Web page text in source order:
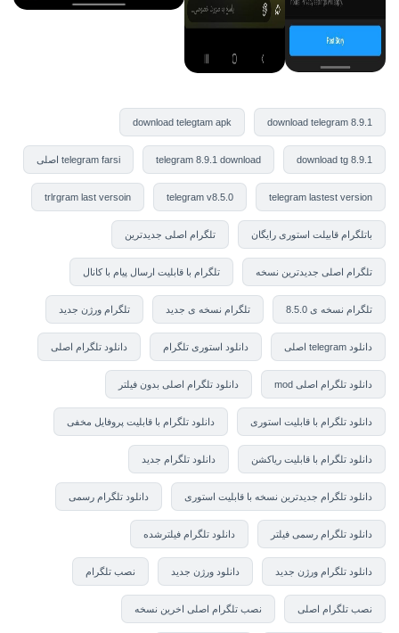
download telegram 8.9.1
download telegtam apk
download tg 8.9.1
telegram 8.9.1 download telegram farsi اصلی
telegram lastest version
telegram v8.5.0
trlrgram last versoin
باتلگرام قابیلت استوری رایگان تلگرام اصلی جدیدترین
تلگرام اصلی جدیدترین نسخه تلگرام با قابلیت ارسال پیام با کانال
تلگرام نسخه ی 8.5.0 تلگرام نسخه ی جدید تلگرام ورژن جدید
دانلود telegram اصلی دانلود استوری تلگرام دانلود تلگرام اصلی
دانلود تلگرام اصلی mod دانلود تلگرام اصلی بدون فیلتر
دانلود تلگرام با قابلیت استوری دانلود تلگرام با قابلیت پروفایل مخفی
دانلود تلگرام با قابلیت ریاکشن دانلود تلگرام جدید
دانلود تلگرام جدیدترین نسخه با قابلیت استوری دانلود تلگرام رسمی
دانلود تلگرام رسمی فیلتر دانلود تلگرام فیلترشده
دانلود تلگرام ورژن جدید دانلود ورژن جدید نصب تلگرام
نصب تلگرام اصلی نصب تلگرام اصلی اخرین نسخه